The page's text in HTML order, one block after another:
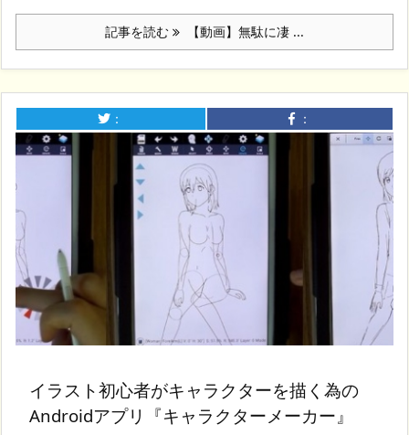
記事を読む 【動画】無駄に凄 ...
： ：
イラスト初心者がキャラクターを描く為の
Androidアプリ『キャラクターメーカー』